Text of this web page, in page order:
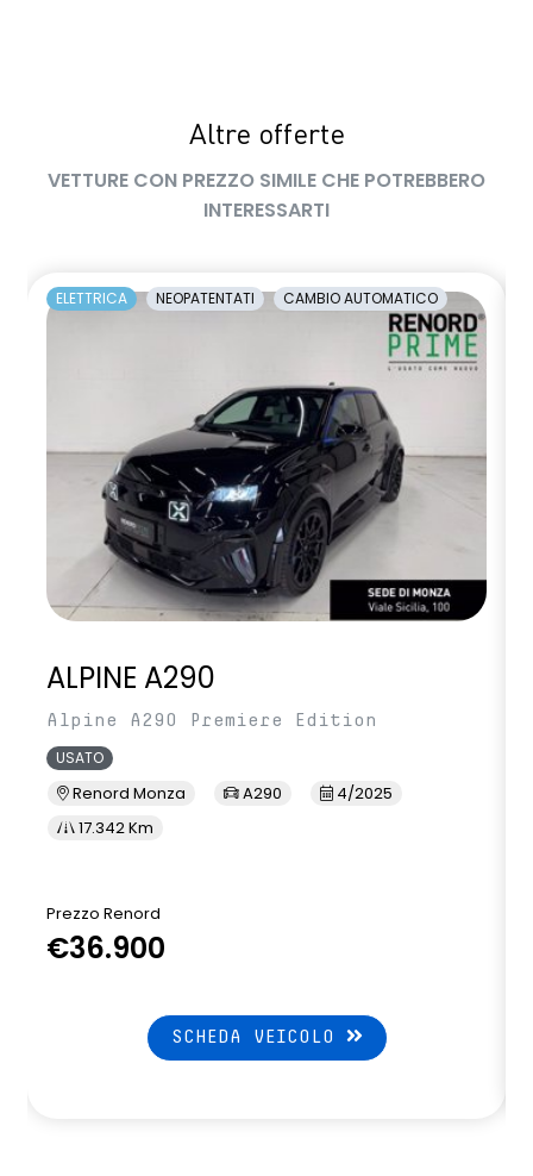
Specchietti retrovisori elettrici e riscaldabili
Spoiler posteriore
Tetto panoramico
Altre offerte
VETTURE CON PREZZO SIMILE CHE POTREBBERO
INTERESSARTI
ELETTRICA NEOPATENTATI CAMBIO AUTOMATICO
ALPINE A290
Alpine A290 Premiere Edition
USATO
Renord Monza A290
4/2025
17.342 Km
Prezzo Renord
€36.900
SCHEDA VEICOLO